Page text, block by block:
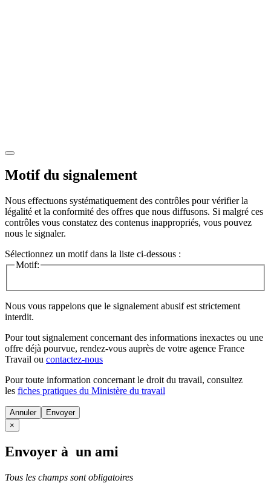
Motif du signalement
Nous effectuons systématiquement des contrôles pour vérifier la
légalité et la conformité des offres que nous diffusons. Si malgré ces
contrôles vous constatez des contenus inappropriés, vous pouvez
nous le signaler.
Sélectionnez un motif dans la liste ci-dessous :
Motif:
Nous vous rappelons que le signalement abusif est strictement
interdit.
Pour tout signalement concernant des informations inexactes ou une
offre déjà pourvue, rendez-vous auprès de votre agence France
Travail ou contactez-nous
Pour toute information concernant le droit du travail, consultez
les fiches pratiques du Ministère du travail
Annuler
×
Envoyer à un ami
Tous les champs sont obligatoires